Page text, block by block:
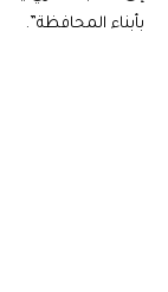
بأبناء المحافظة”.